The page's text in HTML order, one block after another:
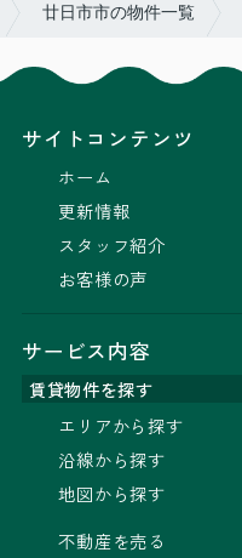
廿日市市の物件一覧
サイトコンテンツ
ホーム
更新情報
スタッフ紹介
お客様の声
サービス内容
賃貸物件を探す
エリアから探す
沿線から探す
地図から探す
不動産を売る